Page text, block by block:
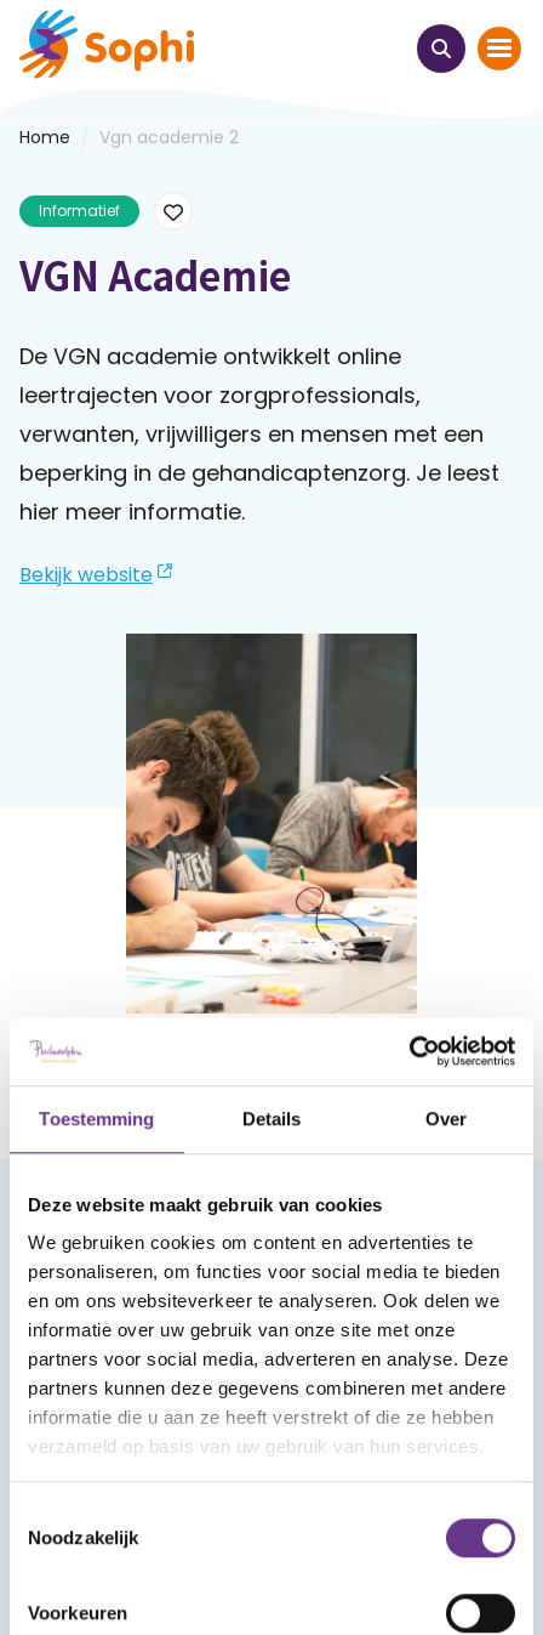
Toestemming Details Over
Deze website maakt gebruik van cookies
We gebruiken cookies om content en advertenties te
personaliseren, om functies voor social media te bieden
en om ons websiteverkeer te analyseren. Ook delen we
informatie over uw gebruik van onze site met onze
partners voor social media, adverteren en analyse. Deze
partners kunnen deze gegevens combineren met andere
informatie die u aan ze heeft verstrekt of die ze hebben
verzameld op basis van uw gebruik van hun services.
Noodzakelijk
Voorkeuren
Thema's
Uit het hart
Leren & ontmoeten
Webinars
E-learnings
Wiki
Sophi
Home Vgn academie 2
Informatief
VGN Academie
De VGN academie ontwikkelt online
leertrajecten voor zorgprofessionals,
verwanten, vrijwilligers en mensen met een
beperking in de gehandicaptenzorg. Je leest
hier meer informatie.
Bekijk website
Meld je aan voor onze nieuwsbrief
Aanmelden